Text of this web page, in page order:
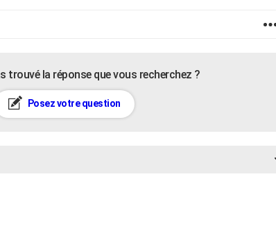
trouvé la réponse que vous recherchez ?
Posez votre question